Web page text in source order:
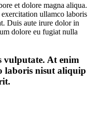
et dolore magna aliqua.
ullamco laboris
Duis aute irure dolor in
dolore eu fugiat nulla
vulputate. At enim
laboris nisut aliquip